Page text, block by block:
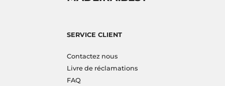
SERVICE CLIENT
Contactez nous
Livre de réclamations
FAQ